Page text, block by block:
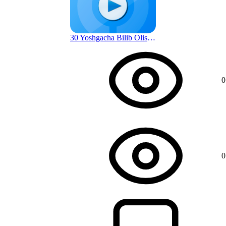
1 г. назад 30 Yoshgacha Bilib Olishingiz Shart Bo'lgan Hayot Qoidalari | Donolik Sari
0
0